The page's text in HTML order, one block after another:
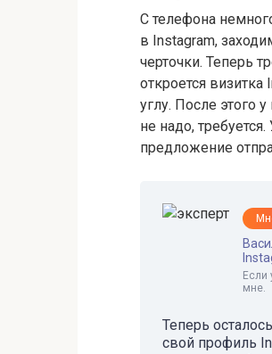
С телефона
в Instagram,
черточки. Теперь
откроется
углу. После этого
не надо,
предложение
Если
мне.
Теперь
свой профиль